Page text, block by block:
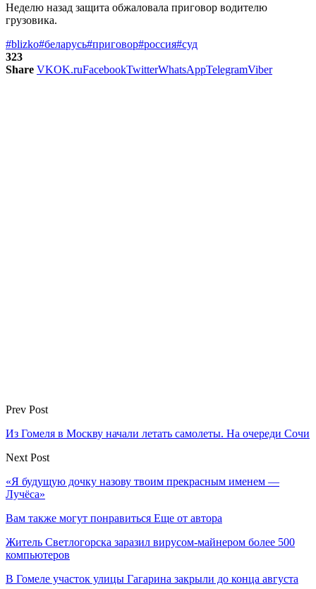
Неделю назад защита обжаловала приговор водителю
грузовика.
#blizko#беларусь#приговор#россия#суд
323
Share VKOK.ruFacebookTwitterWhatsAppTelegramViber
Prev Post
Из Гомеля в Москву начали летать самолеты. На очереди Сочи
Next Post
«Я будущую дочку назову твоим прекрасным именем —
Лучёса»
Вам также могут понравиться Еще от автора
Житель Светлогорска заразил вирусом-майнером более 500
компьютеров
В Гомеле участок улицы Гагарина закрыли до конца августа